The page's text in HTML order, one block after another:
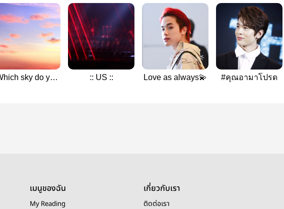
sky do you
:: US :: Love as always💫 #คุณอามาโปรด
เมนูของฉัน
My Reading
เกี่ยวกับเรา
ติดต่อเรา